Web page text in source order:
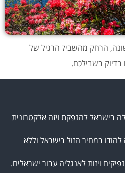
הרחק מהשביל הרגיל של
בשבילכם.
בישראל להנפקת ויזה אלקטרונית
להודו במחיר הזול בישראל וללא